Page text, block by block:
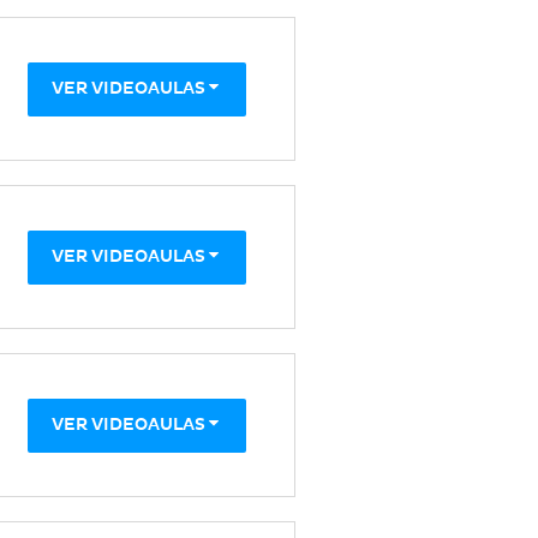
VER VIDEOAULAS
VER VIDEOAULAS
VER VIDEOAULAS